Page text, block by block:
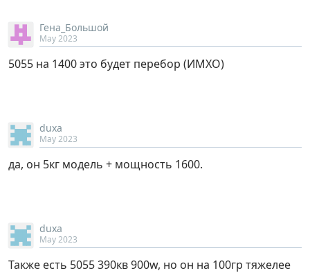
Гена_Большой
May 2023
5055 на 1400 это будет перебор (ИМХО)
duxa
May 2023
да, он 5кг модель + мощность 1600.
duxa
May 2023
Также есть 5055 390кв 900w, но он на 100гр тяжелее